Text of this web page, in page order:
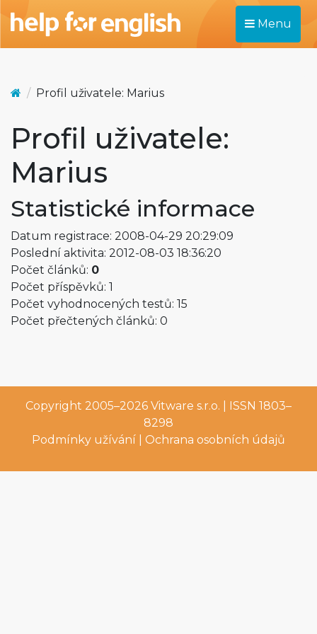
Menu
Profil uživatele: Marius
Profil uživatele:
Marius
Statistické informace
Datum registrace: 2008-04-29 20:29:09
Poslední aktivita: 2012-08-03 18:36:20
Počet článků: 0
Počet příspěvků: 1
Počet vyhodnocených testů: 15
Počet přečtených článků: 0
Copyright 2005–2026 Vitware s.r.o. | ISSN 1803–
8298
Podmínky užívání
Ochrana osobních údajů